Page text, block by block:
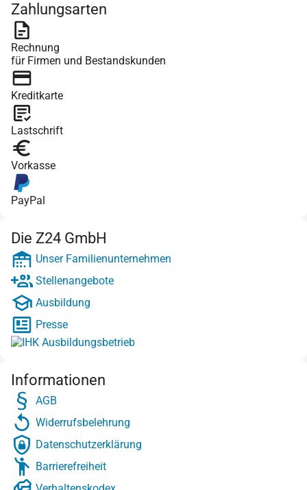
Zahlungsarten
Rechnung
für Firmen und Bestandskunden
Kreditkarte
Lastschrift
Vorkasse
PayPal
Die Z24 GmbH
Unser Familienunternehmen
Stellenangebote
Ausbildung
Presse
Informationen
AGB
Widerrufsbelehrung
Datenschutzerklärung
Barrierefreiheit